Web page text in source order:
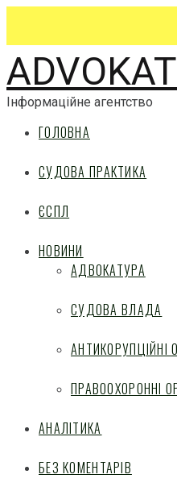
Інформаційне агентство
ГОЛОВНА
СУДОВА ПРАКТИКА
ЄСПЛ
НОВИНИ
АДВОКАТУРА
СУДОВА ВЛАДА
АНТИКОРУПЦІЙНІ
ПРАВООХОРОННІ
АНАЛІТИКА
БЕЗ КОМЕНТАРІВ